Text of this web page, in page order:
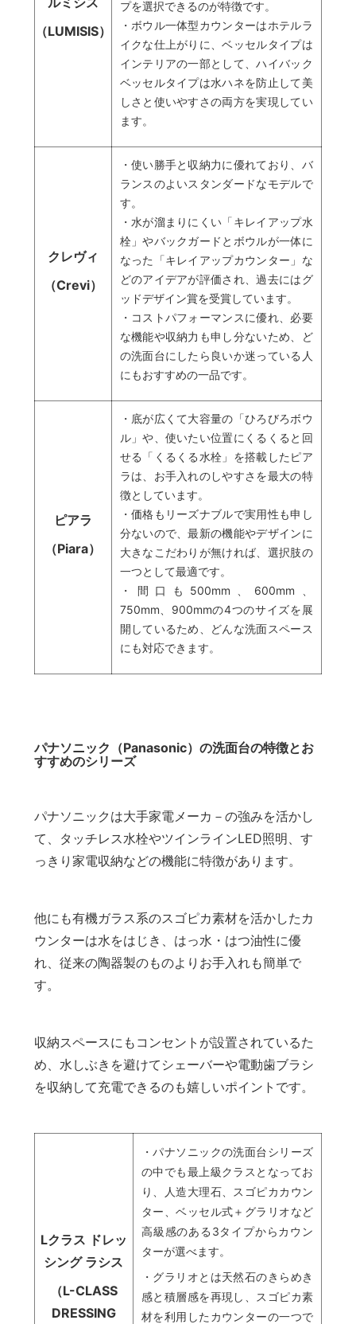
（LUMISIS）
プを選択できるのが特徴です。
・ボウル一体型カウンターはホテルラ
イクな仕上がりに、ベッセルタイプは
インテリアの一部として、ハイバック
ベッセルタイプは水ハネを防止して美
しさと使いやすさの両方を実現してい
ます。
クレヴィ
（Crevi）
・使い勝手と収納力に優れており、バ
ランスのよいスタンダードなモデルで
す。
・水が溜まりにくい「キレイアップ水
栓」やバックガードとボウルが一体に
なった「キレイアップカウンター」な
どのアイデアが評価され、過去にはグ
ッドデザイン賞を受賞しています。
・コストパフォーマンスに優れ、必要
な機能や収納力も申し分ないため、ど
の洗面台にしたら良いか迷っている人
にもおすすめの一品です。
ピアラ
（Piara）
・底が広くて大容量の「ひろびろボウ
ル」や、使いたい位置にくるくると回
せる「くるくる水栓」を搭載したピア
ラは、お手入れのしやすさを最大の特
徴としています。
・価格もリーズナブルで実用性も申し
分ないので、最新の機能やデザインに
大きなこだわりが無ければ、選択肢の
一つとして最適です。
・間口も500mm、600mm、
750mm、900mmの4つのサイズを展
開しているため、どんな洗面スペース
にも対応できます。
パナソニック（Panasonic）の洗面台の特徴とお
すすめのシリーズ
パナソニックは大手家電メーカ－の強みを活かし
て、タッチレス水栓やツインラインLED照明、す
っきり家電収納などの機能に特徴があります。
他にも有機ガラス系のスゴピカ素材を活かしたカ
ウンターは水をはじき、はっ水・はつ油性に優
れ、従来の陶器製のものよりお手入れも簡単で
す。
収納スペースにもコンセントが設置されているた
め、水しぶきを避けてシェーバーや電動歯ブラシ
を収納して充電できるのも嬉しいポイントです。
Lクラス ドレッ
シング ラシス
（L-CLASS
DRESSING
・パナソニックの洗面台シリーズ
の中でも最上級クラスとなってお
り、人造大理石、スゴピカカウン
ター、ベッセル式＋グラリオなど
高級感のある3タイプからカウン
ターが選べます。
・グラリオとは天然石のきらめき
感と積層感を再現し、スゴピカ素
材を利用したカウンターの一つで